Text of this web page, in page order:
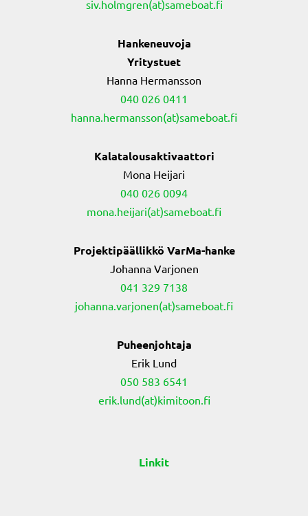
siv.holmgren(at)sameboat.fi
Hankeneuvoja
Yritystuet
Hanna Hermansson
040 026 0411
hanna.hermansson(at)sameboat.fi
Kalatalousaktivaattori
Mona Heijari
040 026 0094
mona.heijari(at)sameboat.fi
Projektipäällikkö VarMa-hanke
Johanna Varjonen
041 329 7138
johanna.varjonen(at)sameboat.fi
Puheenjohtaja
Erik Lund
050 583 6541
erik.lund(at)kimitoon.fi
Linkit